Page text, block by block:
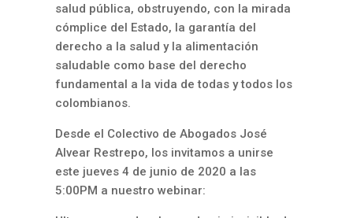
salud pública, obstruyendo, con la mirada
cómplice del Estado, la garantía del
derecho a la salud y la alimentación
saludable como base del derecho
fundamental a la vida de todas y todos los
colombianos.
Desde el Colectivo de Abogados José
Alvear Restrepo, los invitamos a unirse
este jueves 4 de junio de 2020 a las
5:00PM a nuestro webinar: